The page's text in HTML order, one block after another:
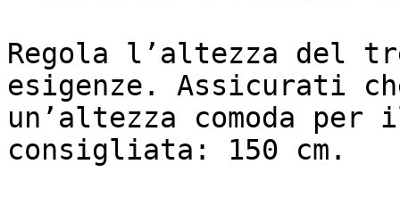
Regola l’altezza del
esigenze. Assicurati
un’altezza comoda
consigliata: 150 cm.